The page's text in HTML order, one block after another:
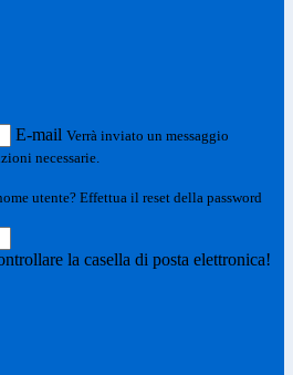
E-mail Verrà inviato un messaggio
necessarie.
utente? Effettua il reset della password
la casella di posta elettronica!